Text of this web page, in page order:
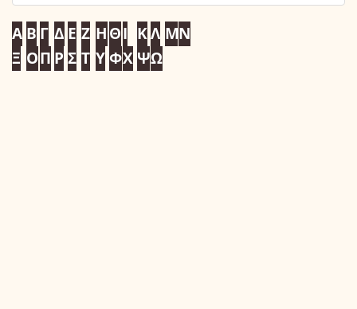
Α Β Γ Δ Ε Ζ ΗΘΙ ΚΛ ΜΝ
Ξ ΟΠ Ρ Σ Τ Υ ΦΧ ΨΩ